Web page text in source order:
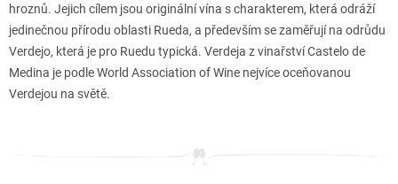
hroznů. Jejich cílem jsou originální vína s charakterem, která odráží
jedinečnou přírodu oblasti Rueda, a především se zaměřují na odrůdu
Verdejo, která je pro Ruedu typická. Verdeja z vinařství Castelo de
Medina je podle World Association of Wine nejvíce oceňovanou
Verdejou na světě.